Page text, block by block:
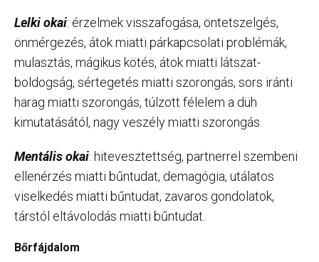
Lelki okai: érzelmek visszafogása, öntetszelgés,
önmérgezés, átok miatti párkapcsolati problémák,
mulasztás, mágikus kötés, átok miatti látszat-
boldogság, sértegetés miatti szorongás, sors iránti
harag miatti szorongás, túlzott félelem a düh
kimutatásától, nagy veszély miatti szorongás.
Mentális okai: hitevesztettség, partnerrel szembeni
ellenérzés miatti bűntudat, demagógia, utálatos
viselkedés miatti bűntudat, zavaros gondolatok,
társtól eltávolodás miatti bűntudat.
Bőrfájdalom